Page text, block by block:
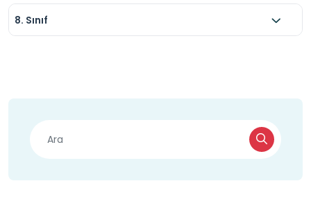
8. Sınıf